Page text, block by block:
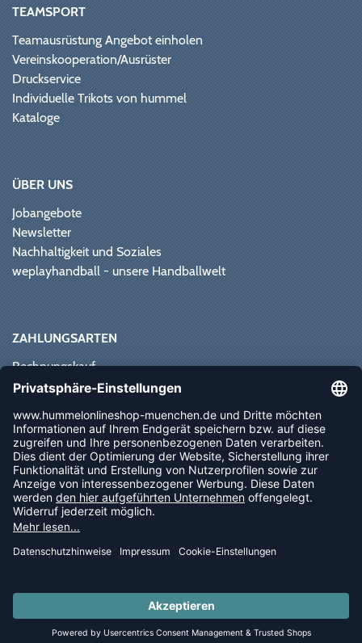
LAST PIECES: Bekleidung - Spare bis zu 65%
TEAMSPORT
Teamausrüstung Angebot einholen
Vereinskooperation/Ausrüster
Druckservice
Individuelle Trikots von hummel
Kataloge
ÜBER UNS
Jobangebote
Newsletter
Nachhaltigkeit und Soziales
weplayhandball - unsere Handballwelt
ZAHLUNGSARTEN
Rechnungskauf
Paypal
Vorkasse
Sofortüberweisung
NEWSLETTER